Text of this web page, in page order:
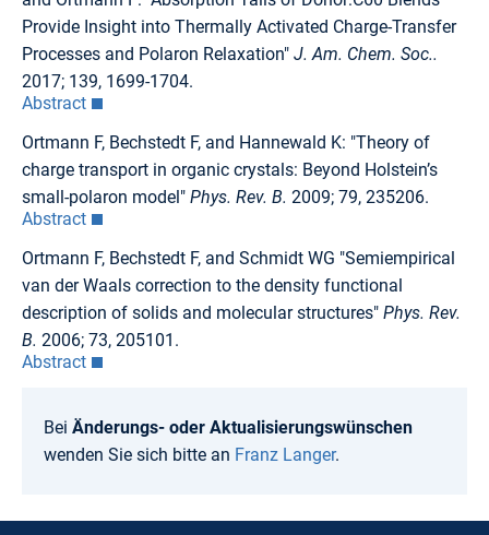
Provide Insight into Thermally Activated Charge-Transfer
Processes and Polaron Relaxation" J. Am. Chem. Soc..
2017; 139, 1699-1704.
Abstract
Ortmann F, Bechstedt F, and Hannewald K: "Theory of
charge transport in organic crystals: Beyond Holstein’s
small-polaron model" Phys. Rev. B. 2009; 79, 235206.
Abstract
Ortmann F, Bechstedt F, and Schmidt WG "Semiempirical
van der Waals correction to the density functional
description of solids and molecular structures" Phys. Rev.
B. 2006; 73, 205101.
Abstract
Bei Änderungs- oder Aktualisierungswünschen
wenden Sie sich bitte an Franz Langer.